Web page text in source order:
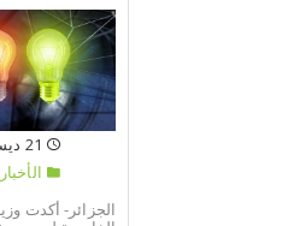
الأخبار
الجزائر- أكدت